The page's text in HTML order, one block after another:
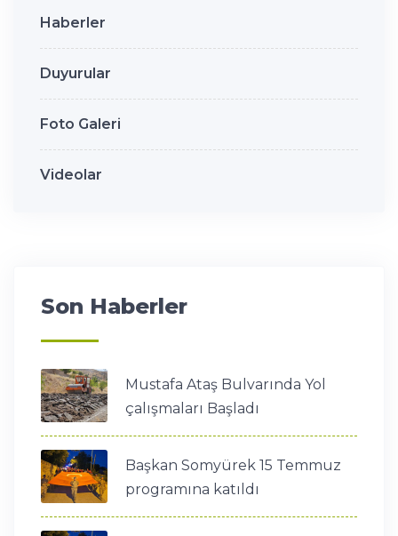
Haberler
Duyurular
Foto Galeri
Videolar
Son Haberler
Mustafa Ataş Bulvarında Yol
çalışmaları Başladı
Başkan Somyürek 15 Temmuz
programına katıldı